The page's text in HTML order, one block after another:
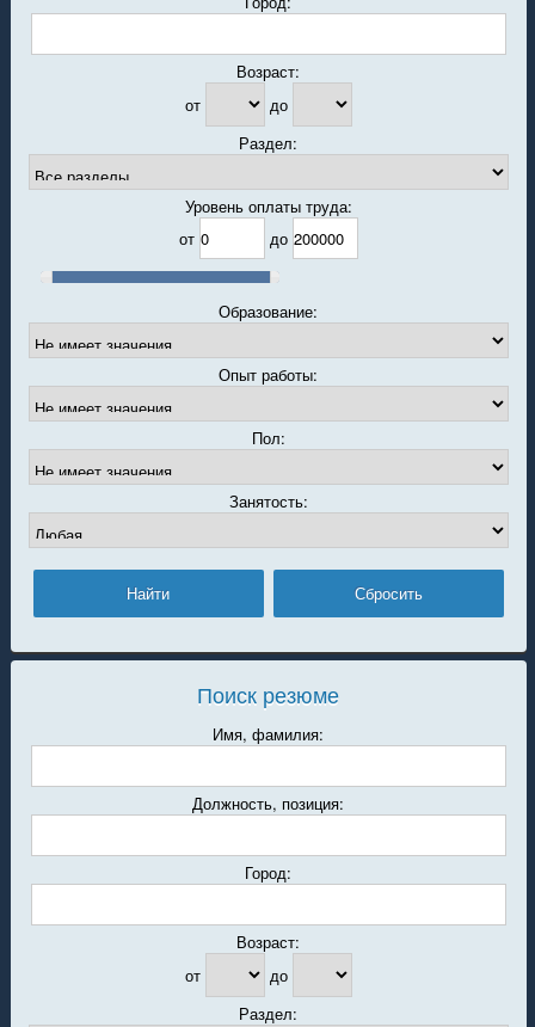
Возраст:
от
до
Раздел:
Уровень оплаты труда:
от
до
Образование:
Опыт работы:
Пол:
Занятость:
Поиск резюме
Имя, фамилия:
Должность, позиция:
Город:
Возраст:
от
до
Раздел: